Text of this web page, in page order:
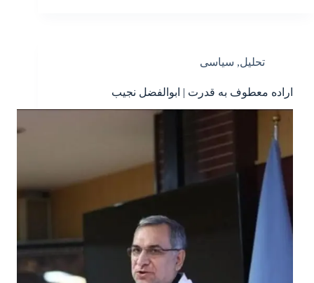
تحلیل, سیاسی
اراده معطوف به قدرت | ابوالفضل نجیب